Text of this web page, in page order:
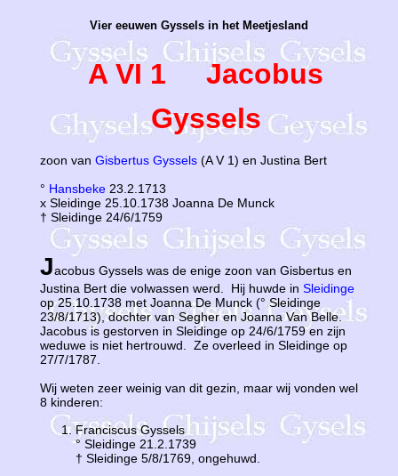
Vier eeuwen Gyssels in het Meetjesland
A VI 1 Jacobus
Gyssels
zoon van Gisbertus Gyssels(A V 1) en Justina Bert
° Hansbeke23.2.1713
x Sleidinge 25.10.1738 Joanna De Munck
† Sleidinge 24/6/1759
Jacobus Gyssels was de enige zoon van Gisbertus en
Justina Bert die volwassen werd. Hij huwde in Sleidinge
op 25.10.1738 met Joanna De Munck (° Sleidinge
23/8/1713), dochter van Segher en Joanna Van Belle.
Jacobus is gestorven in Sleidinge op 24/6/1759 en zijn
weduwe is niet hertrouwd. Ze overleed in Sleidinge op
27/7/1787.
Wij weten zeer weinig van dit gezin, maar wij vonden wel
8 kinderen:
Franciscus Gyssels
° Sleidinge 21.2.1739
† Sleidinge 5/8/1769, ongehuwd.